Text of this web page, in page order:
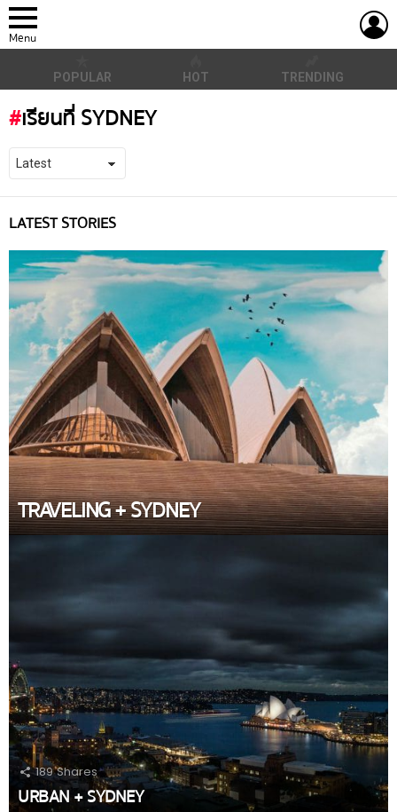
Menu
POPULAR HOT TRENDING
เรียนที่ SYDNEY
LATEST STORIES
TRAVELING + SYDNEY
189 Shares
URBAN + SYDNEY